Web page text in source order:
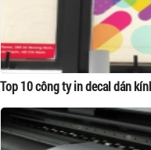
Top 10 công ty in decal dán